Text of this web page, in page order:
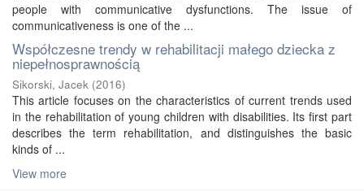
people with communicative dysfunctions. The issue of
communicativeness is one of the ...
Współczesne trendy w rehabilitacji małego dziecka z
niepełnosprawnością
Sikorski, Jacek (2016)
This article focuses on the characteristics of current trends used
in the rehabilitation of young children with disabilities. Its first part
describes the term rehabilitation, and distinguishes the basic
kinds of ...
View more